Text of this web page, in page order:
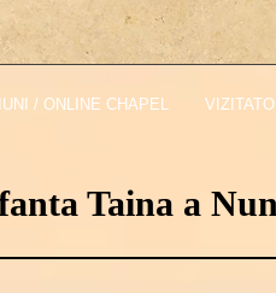
/ ONLINE CHAPEL
Taina a